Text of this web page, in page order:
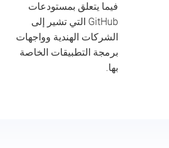
فيما يتعلق بمستودعات
GitHub التي تشير إلى
الشركات الهندية وواجهات
برمجة التطبيقات الخاصة
بها.